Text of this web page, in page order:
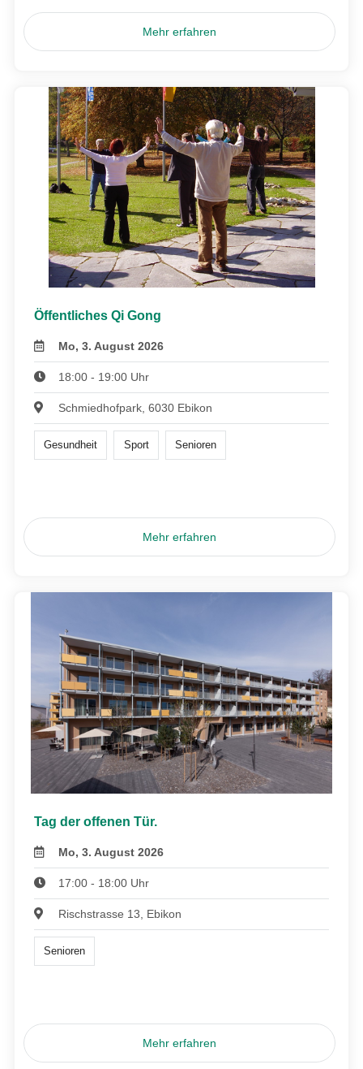
Mehr erfahren
Öffentliches Qi Gong
Mo, 3. August 2026
18:00 - 19:00 Uhr
Schmiedhofpark, 6030 Ebikon
Gesundheit Sport Senioren
Mehr erfahren
Tag der offenen Tür.
Mo, 3. August 2026
17:00 - 18:00 Uhr
Rischstrasse 13, Ebikon
Senioren
Mehr erfahren